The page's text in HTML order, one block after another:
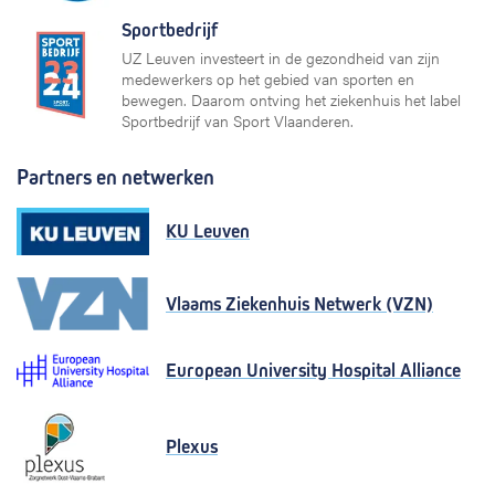
Sportbedrijf
UZ Leuven investeert in de gezondheid van zijn
medewerkers op het gebied van sporten en
bewegen. Daarom ontving het ziekenhuis het label
Sportbedrijf van Sport Vlaanderen.
Partners en netwerken
KU Leuven
Vlaams Ziekenhuis Netwerk (VZN)
European University Hospital Alliance
Plexus